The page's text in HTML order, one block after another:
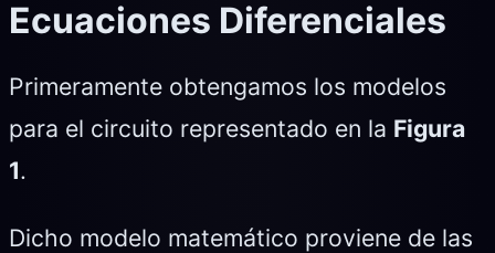
Ecuaciones Diferenciales
Primeramente obtengamos los modelos
para el circuito representado en la Figura
1.
Dicho modelo matemático proviene de las